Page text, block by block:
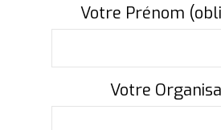
Votre Prénom
Votre